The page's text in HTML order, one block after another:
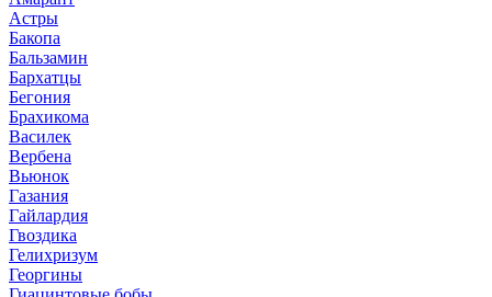
Астры
Бакопа
Бальзамин
Бархатцы
Бегония
Брахикома
Василек
Вербена
Вьюнок
Газания
Гайлардия
Гвоздика
Гелихризум
Георгины